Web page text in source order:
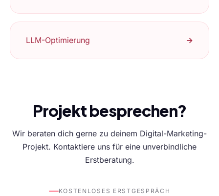
LLM-Optimierung →
Projekt besprechen?
Wir beraten dich gerne zu deinem Digital-Marketing-
Projekt. Kontaktiere uns für eine unverbindliche
Erstberatung.
KOSTENLOSES ERSTGESPRÄCH